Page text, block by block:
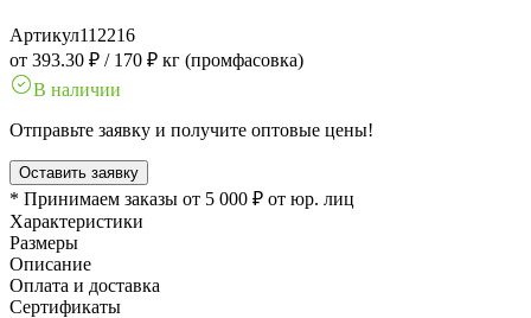
Артикул112216
от 393.30 ₽ / 170 ₽ кг (промфасовка)
В наличии
Отправьте заявку и получите оптовые цены!
Оставить заявку
* Принимаем заказы от 5 000 ₽ от юр. лиц
Характеристики
Размеры
Описание
Оплата и доставка
Сертификаты